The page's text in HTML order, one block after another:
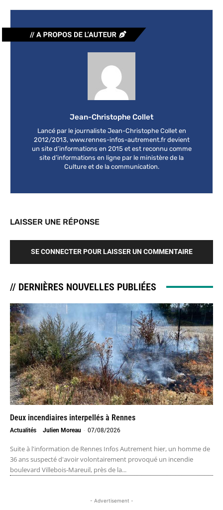
Jean-Christophe Collet
Lancé par le journaliste Jean-Christophe Collet en
2012/2013, www.rennes-infos-autrement.fr devient
un site d’informations en 2015 et est reconnu comme
site d’informations en ligne par le ministère de la
Culture et de la communication.
LAISSER UNE RÉPONSE
SE CONNECTER POUR LAISSER UN COMMENTAIRE
// DERNIÈRES NOUVELLES PUBLIÉES
Deux incendiaires interpellés à Rennes
Actualités Julien Moreau - 07/08/2026
Suite à l'information de Rennes Infos Autrement hier, un homme de
36 ans suspecté d'avoir volontairement provoqué un incendie
boulevard Villebois-Mareuil, près de la...
- Advertisement -